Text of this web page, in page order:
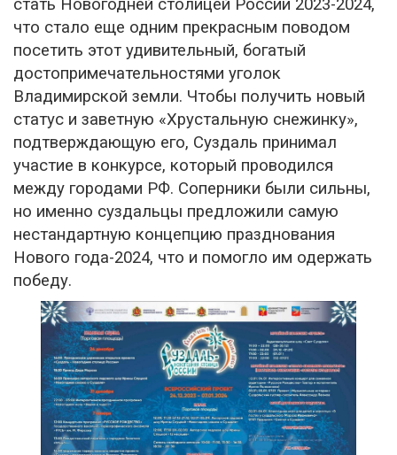
стать Новогодней столицей России 2023-2024,
что стало еще одним прекрасным поводом
посетить этот удивительный, богатый
достопримечательностями уголок
Владимирской земли. Чтобы получить новый
статус и заветную «Хрустальную снежинку»,
подтверждающую его, Суздаль принимал
участие в конкурсе, который проводился
между городами РФ. Соперники были сильны,
но именно суздальцы предложили самую
нестандартную концепцию празднования
Нового года-2024, что и помогло им одержать
победу.